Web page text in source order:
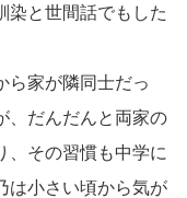
染と世間話でもした
家が隣同士だっ
、だんだんと両家の
、その習慣も中学に
は小さい頃から気が